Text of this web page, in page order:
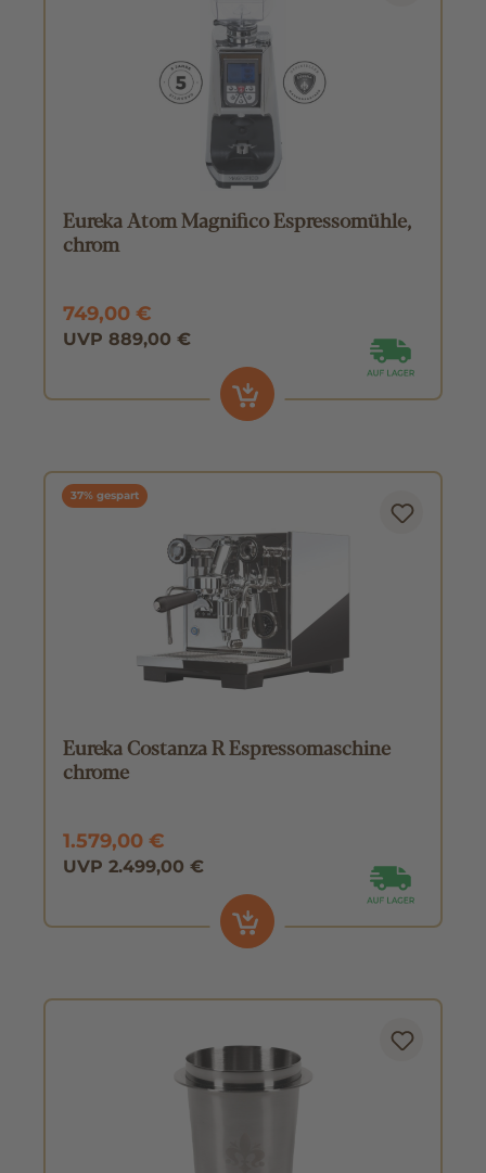
Eureka Atom Magnifico Espressomühle,
chrom
749,00 €
UVP 889,00 €
37% gespart
Eureka Costanza R Espressomaschine
chrome
1.579,00 €
UVP 2.499,00 €